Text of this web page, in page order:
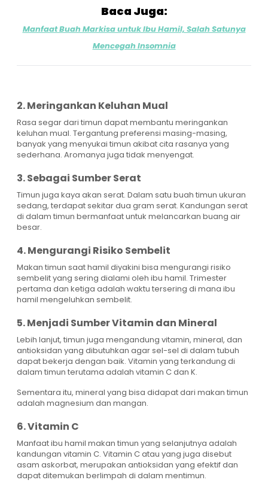
Baca Juga:
Manfaat Buah Markisa untuk Ibu Hamil, Salah Satunya
Mencegah Insomnia
2. Meringankan Keluhan Mual
Rasa segar dari timun dapat membantu meringankan
keluhan mual. Tergantung preferensi masing-masing,
banyak yang menyukai timun akibat cita rasanya yang
sederhana. Aromanya juga tidak menyengat.
3. Sebagai Sumber Serat
Timun juga kaya akan serat. Dalam satu buah timun ukuran
sedang, terdapat sekitar dua gram serat. Kandungan serat
di dalam timun bermanfaat untuk melancarkan buang air
besar.
4. Mengurangi Risiko Sembelit
Makan timun saat hamil diyakini bisa mengurangi risiko
sembelit yang sering dialami oleh ibu hamil. Trimester
pertama dan ketiga adalah waktu tersering di mana ibu
hamil mengeluhkan sembelit.
5. Menjadi Sumber Vitamin dan Mineral
Lebih lanjut, timun juga mengandung vitamin, mineral, dan
antioksidan yang dibutuhkan agar sel-sel di dalam tubuh
dapat bekerja dengan baik. Vitamin yang terkandung di
dalam timun terutama adalah vitamin C dan K.
Sementara itu, mineral yang bisa didapat dari makan timun
adalah magnesium dan mangan.
6. Vitamin C
Manfaat ibu hamil makan timun yang selanjutnya adalah
kandungan vitamin C. Vitamin C atau yang juga disebut
asam askorbat, merupakan antioksidan yang efektif dan
dapat ditemukan berlimpah di dalam mentimun.